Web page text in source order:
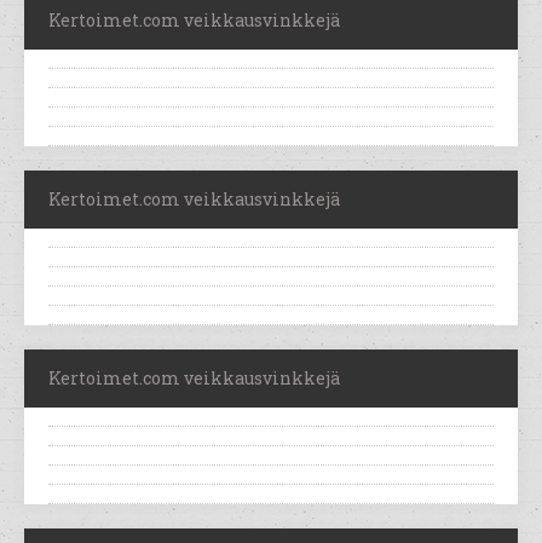
Kertoimet.com veikkausvinkkejä
Kertoimet.com veikkausvinkkejä
Kertoimet.com veikkausvinkkejä